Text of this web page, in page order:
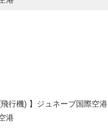
飛行機) 】ジュネーブ国際空港
港